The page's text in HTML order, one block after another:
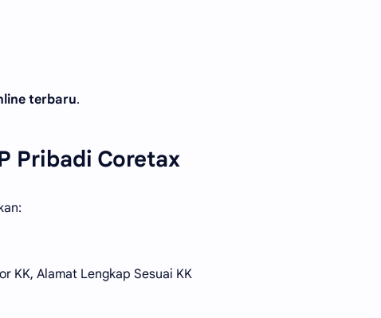
terbaru.
Pribadi Coretax
KK, Alamat Lengkap Sesuai KK